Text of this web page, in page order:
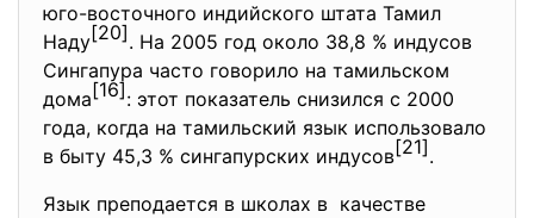
юго-восточного индийского штата Тамил
Наду[20]. На 2005 год около 38,8 % индусов
Сингапура часто говорило на тамильском
дома[16]: этот показатель снизился с 2000
года, когда на тамильский язык использовало
в быту 45,3 % сингапурских индусов[21].
Язык преподается в школах в качестве